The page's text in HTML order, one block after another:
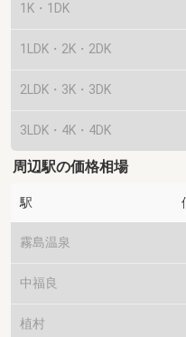
1K・1DK
1LDK・2K・2DK
2LDK・3K・3DK
3LDK・4K・4DK
周辺駅の価格相場
駅
霧島温泉
中福良
植村